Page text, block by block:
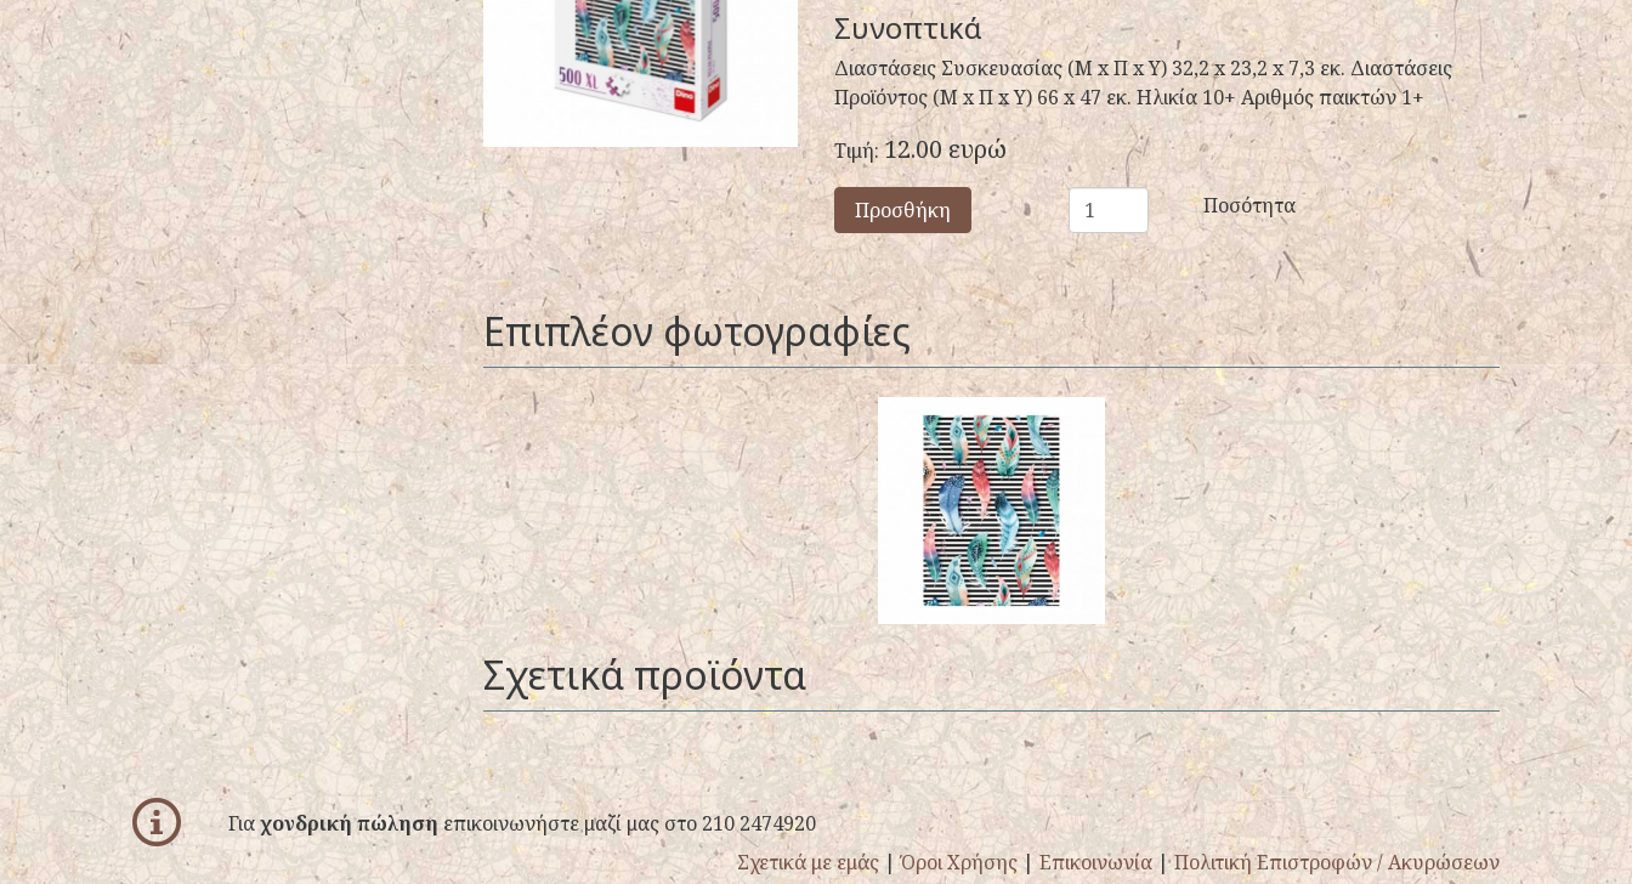
Συνοπτικά
Διαστάσεις Συσκευασίας (Μ x Π x Y) 32,2 x 23,2 x 7,3 εκ. Διαστάσεις
Προϊόντος (Μ x Π x Y) 66 x 47 εκ. Ηλικία 10+ Αριθμός παικτών 1+
Τιμή:12.00 ευρώ
Προσθήκη Ποσότητα
Επιπλέον φωτογραφίες
Σχετικά προϊόντα
info Γιαχονδρική πώλησηεπικοινωνήστε μαζί μας στο 210 2474920
Σχετικά με εμάς |Όροι Χρήσης|Επικοινωνία |Πολιτική Επιστροφών / Ακυρώσεων